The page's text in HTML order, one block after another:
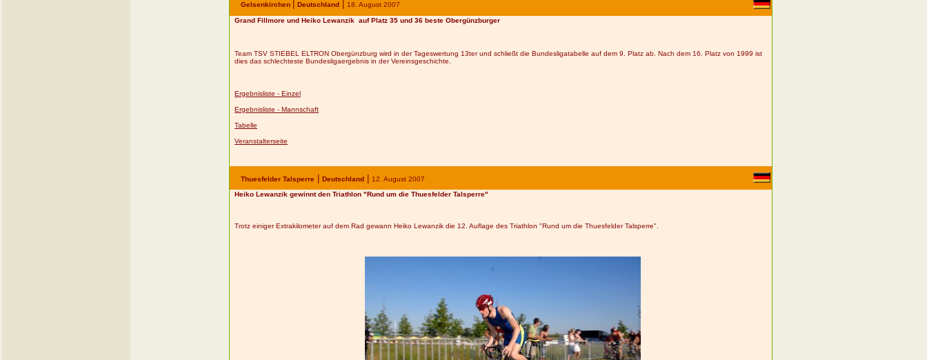
Gelsenkirchen Deutschland 18 . August 2007
Grand Fillmore und Heiko Lewanzik auf Platz 35 und 36 beste Obergünzburger
Team TSV STIEBEL ELTRON Obergünzburg wird in der Tageswertung 13ter und schließt die Bundesligatabelle auf dem 9. Platz ab. Nach dem 16. Platz von 1999 ist
dies das schlechteste Bundesligaergebnis in der Vereinsgeschichte.
Ergebnisliste - Einzel
Ergebnisliste - Mannschaft
Tabelle
Veranstalterseite
Thuesfelder Talsperre Deutschland 12 . August 2007
Heiko Lewanzik gewinnt den Triathlon "Rund um die Thuesfelder Talsperre"
Trotz einiger Extrakilometer auf dem Rad gewann Heiko Lewanzik die 12. Auflage des Triathlon "Rund um die Thuesfelder Talsperre".